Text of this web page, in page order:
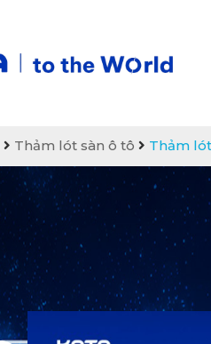
Thảm lót sàn ô tô Thảm